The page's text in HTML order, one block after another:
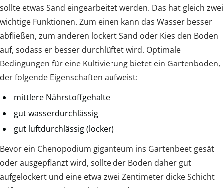
sollte etwas Sand eingearbeitet werden. Das hat gleich zwei
wichtige Funktionen. Zum einen kann das Wasser besser
abfließen, zum anderen lockert Sand oder Kies den Boden
auf, sodass er besser durchlüftet wird. Optimale
Bedingungen für eine Kultivierung bietet ein Gartenboden,
der folgende Eigenschaften aufweist:
mittlere Nährstoffgehalte
gut wasserdurchlässig
gut luftdurchlässig (locker)
Bevor ein Chenopodium giganteum ins Gartenbeet gesät
oder ausgepflanzt wird, sollte der Boden daher gut
aufgelockert und eine etwa zwei Zentimeter dicke Schicht